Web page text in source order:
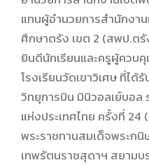
แทนผู้อำนวยการสำนักงา
ศึกษาตรัง เขต 2 (สพป.ต
ยินดีนักเรียนและครูผู้ควบ
โรงเรียนวัดเขาวิเศษ ที่ได้
วิทยุการบิน มินิวอลเย์บอล
แห่งประเทศไทย ครั้งที่ 24
พระราชทานสมเด็จพระกนิ
เทพรัตนราชสุดาฯ สยาม